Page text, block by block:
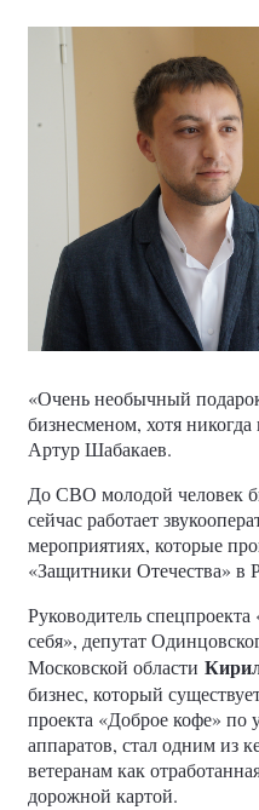
«Очень необычный
бизнесменом, хотя
Артур Шабакаев.
До СВО молодой человек
сейчас работает
мероприятиях, которые
«Защитники Отечества» в
Руководитель
себя», депутат
Московской области
бизнес, который
проекта «Доброе кофе» по
аппаратов, стал одним из
ветеранам как
дорожной картой.